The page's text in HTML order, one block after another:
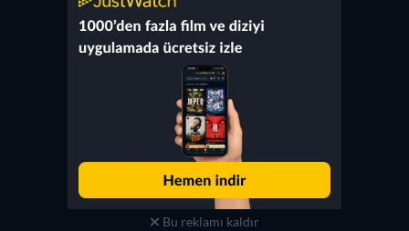
Bu reklamı kaldır